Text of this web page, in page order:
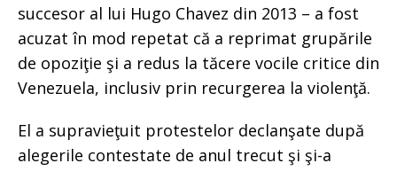
succesor al lui Hugo Chavez din 2013 – a fost
acuzat în mod repetat că a reprimat grupările
de opoziţie şi a redus la tăcere vocile critice din
Venezuela, inclusiv prin recurgerea la violenţă.
El a supravieţuit protestelor declanşate după
alegerile contestate de anul trecut şi şi-a